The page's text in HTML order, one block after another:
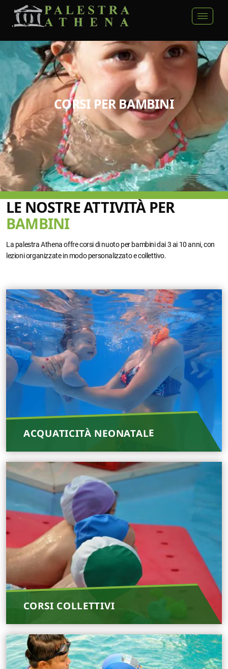
CORSI PER BAMBINI
LE NOSTRE ATTIVITÀ PER
BAMBINI
La palestra Athena offre corsi di nuoto per bambini dai 3 ai 10 anni, con
lezioni organizzate in modo personalizzato e collettivo.
ACQUATICITÀ NEONATALE
CORSI COLLETTIVI